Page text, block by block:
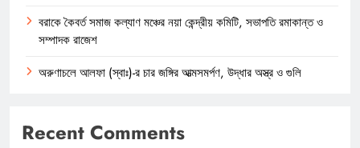
বরাকে কৈবর্ত সমাজ কল্যাণ মঞ্চের নয়া কেন্দ্রীয় কমিটি, সভাপতি রমাকান্ত ও
সম্পাদক রাজেশ
অরুণাচলে আলফা (স্বাঃ)-র চার জঙ্গির আত্মসমর্পণ, উদ্ধার অস্ত্র ও গুলি
Recent Comments